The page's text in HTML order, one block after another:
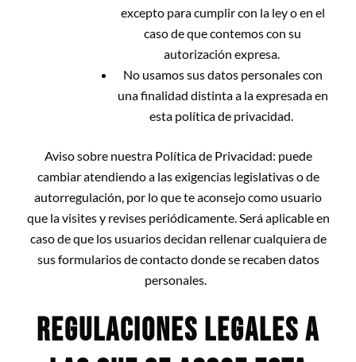
excepto para cumplir con la ley o en el
caso de que contemos con su
autorización expresa.
No usamos sus datos personales con
una finalidad distinta a la expresada en
esta política de privacidad.
Aviso sobre nuestra Política de Privacidad: puede
cambiar atendiendo a las exigencias legislativas o de
autorregulación, por lo que te aconsejo como usuario
que la visites y revises periódicamente. Será aplicable en
caso de que los usuarios decidan rellenar cualquiera de
sus formularios de contacto donde se recaben datos
personales.
REGULACIONES LEGALES A